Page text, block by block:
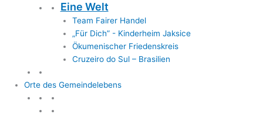
Eine Welt
Team Fairer Handel
„Für Dich” - Kinderheim Jaksice
Ökumenischer Friedenskreis
Cruzeiro do Sul – Brasilien
Orte des Gemeindelebens